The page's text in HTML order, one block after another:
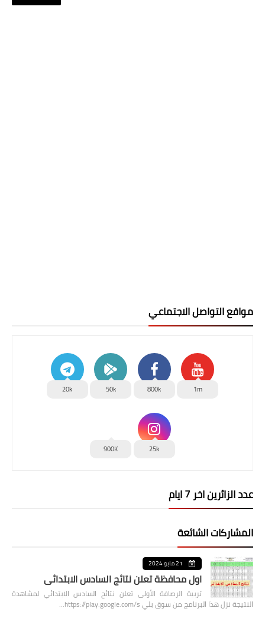
مواقع التواصل الاجتماعي
1m
800k
50k
20k
25k
900K
عدد الزائرين اخر 7 ايام
المشاركات الشائعة
21 مايو 2024
اول محافظة تعلن نتائج السادس الابتدائي
تربية الرصافة الأولى تعلن نتائج السادس الابتدائي لمشاهدة
النتيجة نزل هذا البرنامج من سوق بلي https://play.google.com/s…